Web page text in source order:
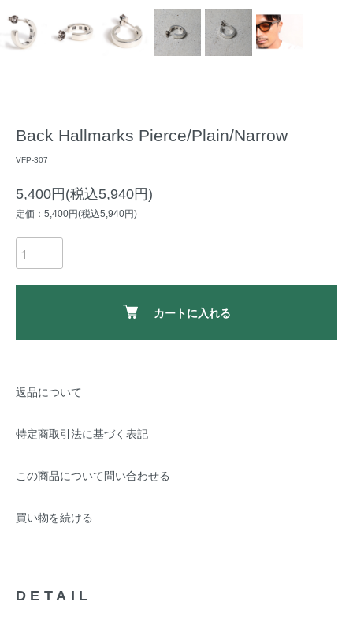
Back Hallmarks Pierce/Plain/Narrow
VFP-307
5,400円(税込5,940円)
定価：5,400円(税込5,940円)
カートに入れる
返品について
特定商取引法に基づく表記
この商品について問い合わせる
買い物を続ける
DETAIL